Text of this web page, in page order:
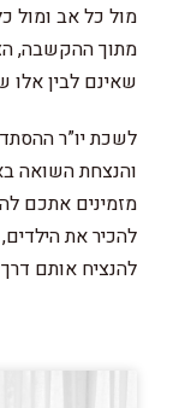
מול כל אב ומול
מתוך ההקשבה,
שאינם לבין אלו
לשכת יו”ר
והנצחת השואה
מזמינים אתכם
להכיר את
להנציח אותם